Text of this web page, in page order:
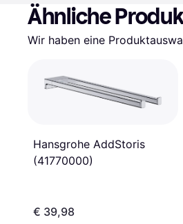
Ähnliche
Wir haben eine
Hansgrohe AddStoris
(41770000)
€ 39,98